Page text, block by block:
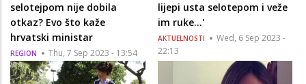
selotejpom nije dobila
otkaz? Evo što kaže
hrvatski ministar
REGION Thu, 7 Sep 2023 - 13:54
lijepi usta selotepom i veže
im ruke...'
AKTUELNOSTI
Wed, 6 Sep 2023 -
22:13